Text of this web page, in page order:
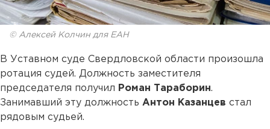
© Алексей Колчин для ЕАН
В Уставном суде Свердловской области произошла
ротация судей. Должность заместителя
председателя получил Роман Тараборин.
Занимавший эту должность Антон Казанцев стал
рядовым судьей.